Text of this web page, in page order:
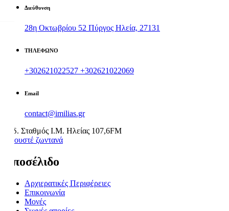
Διεύθυνση
28η Οκτωβρίου 52 Πύργος Ηλεία, 27131
ΤΗΛΕΦΩΝΟ
+302621022527 +302621022069
Email
contact@imilias.gr
Ραδ. Σταθμός Ι.Μ. Ηλείας 107,6FM
Aκουστέ ζωντανά
Υποσέλιδο
Αρχιερατικές Περιφέρειες
Επικοινωνία
Μονές